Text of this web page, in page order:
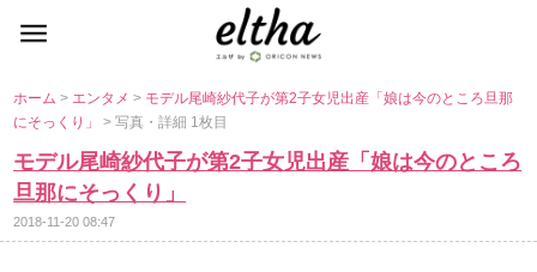
ホーム> エンタメ> モデル尾崎紗代子が第2子女児出産「娘は今のところ旦那
にそっくり」> 写真・詳細 1枚目
モデル尾崎紗代子が第2子女児出産「娘は今のところ
旦那にそっくり」
2018-11-20 08:47